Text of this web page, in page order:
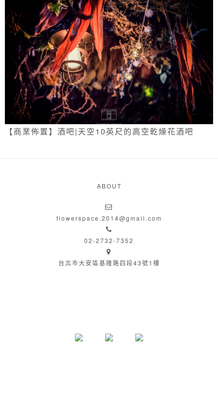
【商業佈置】酒吧|天空10英尺的高空乾燥花酒吧
ABOUT
flowerspace.2014@gmail.com
02-2732-7352
台北市大安區基隆路四段43號1樓